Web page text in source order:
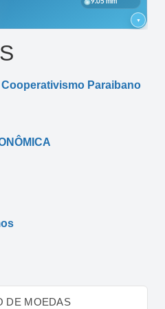
Paraibano
DE MOEDAS